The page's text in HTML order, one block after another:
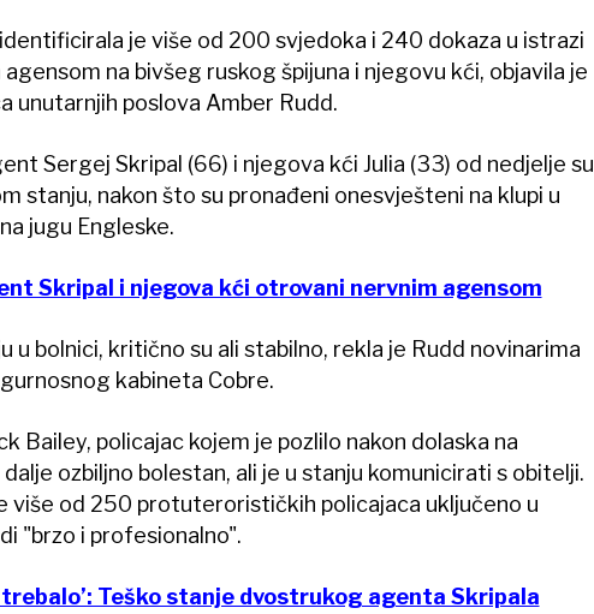
je više od 200 svjedoka i 240 dokaza u istrazi
na bivšeg ruskog špijuna i njegovu kći, objavila je
unutarnjih poslova Amber Rudd.
Sergej Skripal (66) i njegova kći Julia (33) od nedjelje su
stanju, nakon što su pronađeni onesvješteni na klupi u
jugu Engleske.
Skripal i njegova kći otrovani nervnim agensom
u bolnici, kritično su ali stabilno, rekla je Rudd novinarima
kabineta Cobre.
Bailey, policajac kojem je pozlilo nakon dolaska na
ozbiljno bolestan, ali je u stanju komunicirati s obitelji.
više od 250 protuterorističkih policajaca uključeno u
"brzo i profesionalno".
trebalo’: Teško stanje dvostrukog agenta Skripala